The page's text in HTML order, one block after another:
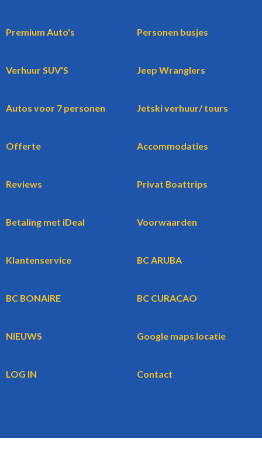
Premium Auto's Personen busjes
Verhuur SUV'S Jeep Wranglers
Autos voor 7 personen Jetski verhuur/ tours
Offerte Accommodaties
Reviews Privat Boattrips
Betaling met iDeal Voorwaarden
Klantenservice BC ARUBA
BC BONAIRE BC CURACAO
NIEUWS Google maps locatie
LOG IN Contact
WBGBookingCars.nl© 2026